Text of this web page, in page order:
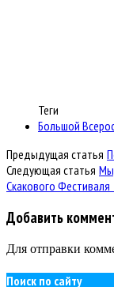
Теги
Большой
Предыдущая статья
Следующая статья
Скакового
Добавить
Для отправки
Поиск по сайту